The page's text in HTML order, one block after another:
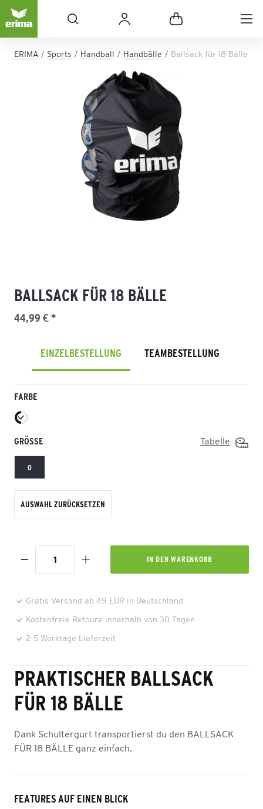
ERIMA Sports Handball Handbälle Ballsack für 18 Bälle
BALLSACK FÜR 18 BÄLLE
44,99 € *
EINZELBESTELLUNG TEAMBESTELLUNG
FARBE
GRÖSSE Tabelle
0
AUSWAHL ZURÜCKSETZEN
IN DEN WARENKORB
Gratis Versand ab 49 EUR in Deutschland
Kostenfreie Retoure innerhalb von 30 Tagen
2-5 Werktage Lieferzeit
PRAKTISCHER BALLSACK
FÜR 18 BÄLLE
Dank Schultergurt transportierst du den BALLSACK
FÜR 18 BÄLLE ganz einfach.
FEATURES AUF EINEN BLICK